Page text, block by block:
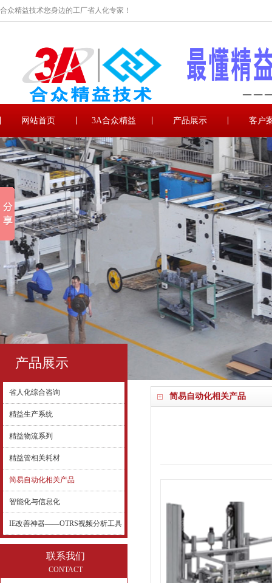
合众精益技术您身边的工厂省人化专家！
网站首页 3A合众精益 产品展示 客户
简易自动化相关产品
产品展示
省人化综合咨询
精益生产系统
精益物流系列
精益管相关耗材
简易自动化相关产品
智能化与信息化
IE改善神器——OTRS视频分析工具
联系我们
CONTACT